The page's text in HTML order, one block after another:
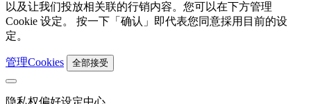
以及让我们投放相关联的行销内容。您可以在下方管理
Cookie 设定。 按一下「确认」即代表您同意採用目前的设
定。
管理Cookies 全部接受